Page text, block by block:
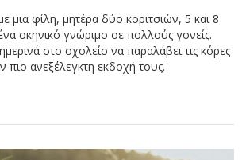
μια φίλη, μητέρα δύο κοριτσιών, 5 και 8
σκηνικό γνώριμο σε πολλούς γονείς.
στο σχολείο να παραλάβει τις κόρες
πιο ανεξέλεγκτη εκδοχή τους.